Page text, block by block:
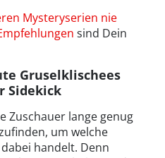
Mysteryserien nie
sind Dein
Gruselklischees
Sidekick
Zuschauer lange genug
um welche
handelt. Denn